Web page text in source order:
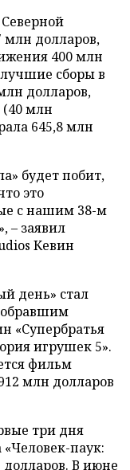
млн долларов,
400 млн
сборы в
долларов,
(40 млн
645,8 млн
будет побит,
это
с нашим 38-м
– заявил
Кевин
день» стал
«Супербратья
игрушек 5».
фильм
млн долларов
три дня
паук:
долларов. В июне